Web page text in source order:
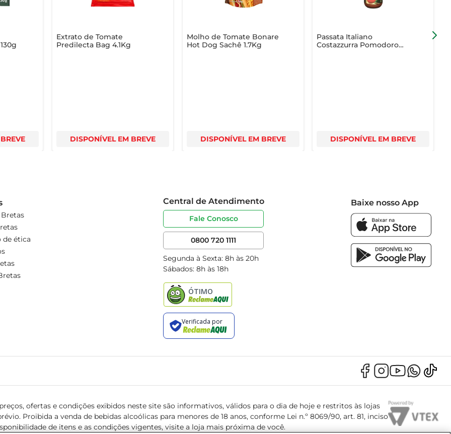
refrigerador e consumir em até 3 dias.
e transforme suas refeições em momentos especiais!
Extrato de Tomate
Predilecta Bag 4.1Kg
DISPONÍVEL EM BREVE
Molho de Tomate Bonare
Hot Dog Sachê 1.7Kg
DISPONÍVEL EM BREVE
Passata Italiano
Costazzurra Pomodoro
DISPONÍVEL EM BREVE
de ética
Central de Atendimento
Fale Conosco
0800 720 1111
Segunda à Sexta: 8h às 20h
Sábados: 8h às 18h
Baixe nosso App
ofertas e condições exibidos neste site são informativos, válidos para o dia de hoje e restritos às lojas
Proibida a venda de bebidas alcoólicas para menores de 18 anos, conforme Lei n.º 8069/90, art. 81, inciso
de itens e as condições vigentes, visite a loja mais próxima de você.